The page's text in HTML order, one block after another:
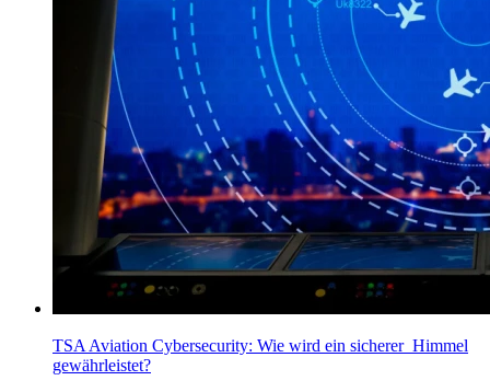
TSA Aviation Cybersecurity: Wie wird ein sicherer Himmel
gewährleistet?